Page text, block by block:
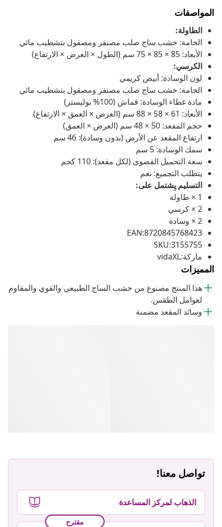
المواصفات
الطاولة:
الخامة: خشب ساج صلب مصنفر ومصقول بتشطيب مائي
الأبعاد: 85 × 85 × 75 سم (الطول × العرض × الارتفاع)
الكرسي:
لون الوسادة: أبيض كريمي
الخامة: خشب ساج صلب مصنفر ومصقول بتشطيب مائي
مادة غطاء الوسادة: قماش (100% بوليستر)
الأبعاد: 61 × 58 × 88 سم (العرض × العمق × الارتفاع)
حجم المقعد: 50 × 48 سم (العرض × العمق)
ارتفاع المقعد عن الأرض (بدون وسادة): 46 سم
سمك الوسادة: 5 سم
سعة التحميل القصوى (لكل مقعد): 110 كجم
يتطلب التجميع: نعم
التسليم يِشتمل على:
1 × طاولة
2 × كرسي
2 × وسادة
EAN:8720845768423
SKU:3155755
ماركة:vidaXL
المميزات
هذا المنتج مصنوع من خشب الساج الطبيعي والقوي والمقاوم
لعوامل الطقس.
وسائد المقعد مضمنة
تواصل معنا!
الذهاب لمركز المساعدة
مقترح